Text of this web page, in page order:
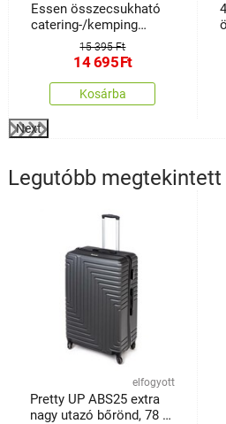
Essen összecsukható
catering-/kemping
15 395 Ft
14 695Ft
Kosárba
Next
Legutóbb megtekintett
elfogyott
Pretty UP ABS25 extra
nagy utazó bőrönd, 78 x